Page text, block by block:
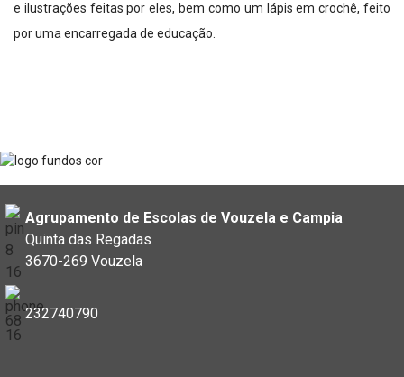
e ilustrações feitas por eles, bem como um lápis em crochê, feito
por uma encarregada de educação.
Agrupamento de Escolas de Vouzela e Campia
Quinta das Regadas
3670-269 Vouzela
232740790